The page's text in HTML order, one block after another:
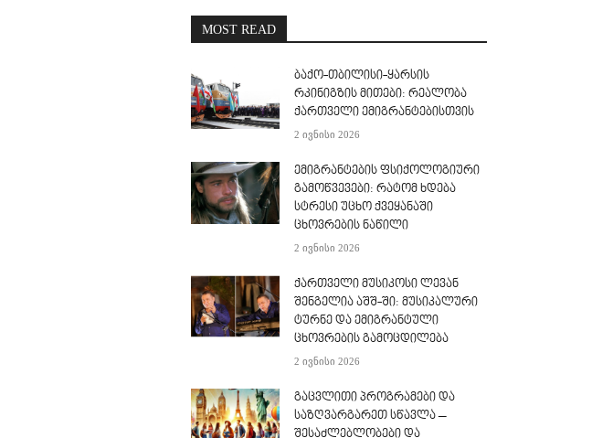
MOST READ
ბაქო-თბილისი-ყარსის
რკინიგზის მითები: რეალობა
ქართველი ემიგრანტებისთვის
2 ივნისი 2026
ემიგრანტების ფსიქოლოგიური
გამოწვევები: რატომ ხდება
სტრესი უცხო ქვეყანაში
ცხოვრების ნაწილი
2 ივნისი 2026
ქართველი მუსიკოსი ლევან
შენგელია აშშ-ში: მუსიკალური
ტურნე და ემიგრანტული
ცხოვრების გამოცდილება
2 ივნისი 2026
გაცვლითი პროგრამები და
საზღვარგარეთ სწავლა –
შესაძლებლობები და